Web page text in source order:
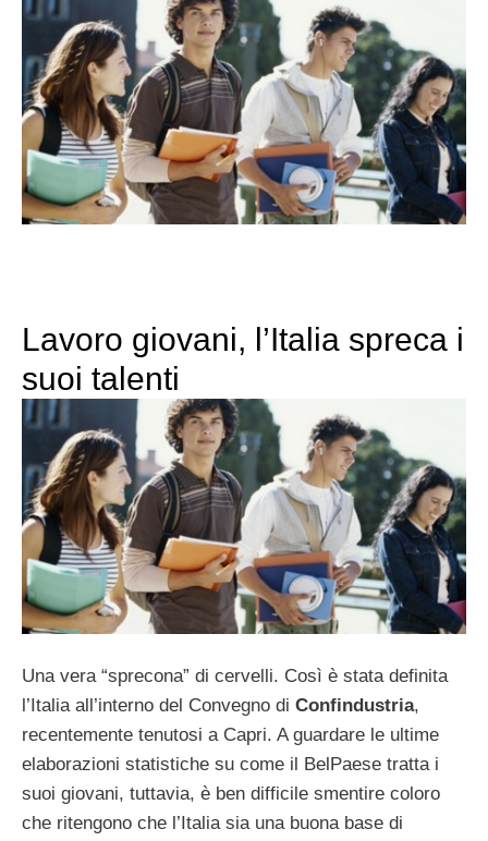
Lavoro giovani, l’Italia spreca i
suoi talenti
Una vera “sprecona” di cervelli. Così è stata definita
l’Italia all’interno del Convegno di Confindustria,
recentemente tenutosi a Capri. A guardare le ultime
elaborazioni statistiche su come il BelPaese tratta i
suoi giovani, tuttavia, è ben difficile smentire coloro
che ritengono che l’Italia sia una buona base di